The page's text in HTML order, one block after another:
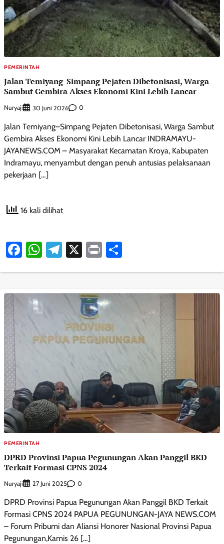
PEMERINTAH
Jalan Temiyang-Simpang Pejaten Dibetonisasi, Warga
Sambut Gembira Akses Ekonomi Kini Lebih Lancar
Nuryaji 30 Juni 2026 0
Jalan Temiyang–Simpang Pejaten Dibetonisasi, Warga Sambut
Gembira Akses Ekonomi Kini Lebih Lancar INDRAMAYU-
JAYANEWS.COM – Masyarakat Kecamatan Kroya, Kabupaten
Indramayu, menyambut dengan penuh antusias pelaksanaan
pekerjaan […]
16 kali dilihat
Facebook
WhatsApp
Telegram
X Print
PEMERINTAH
DPRD Provinsi Papua Pegunungan Akan Panggil BKD
Terkait Formasi CPNS 2024
Nuryaji 27 Juni 2025 0
DPRD Provinsi Papua Pegunungan Akan Panggil BKD Terkait
Formasi CPNS 2024 PAPUA PEGUNUNGAN-JAYA NEWS.COM
– Forum Pribumi dan Aliansi Honorer Nasional Provinsi Papua
Pegunungan,Kamis 26 […]